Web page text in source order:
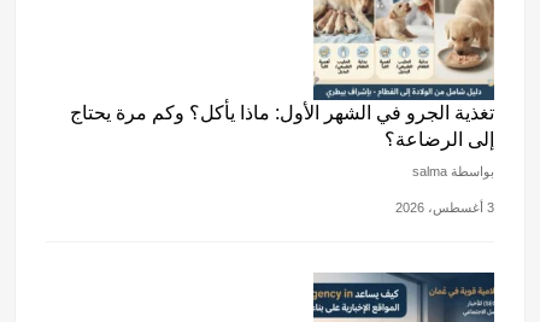
تغذية الجرو في الشهر الأول: ماذا يأكل؟ وكم مرة يحتاج
إلى الرضاعة؟
بواسطة salma
3 أغسطس، 2026